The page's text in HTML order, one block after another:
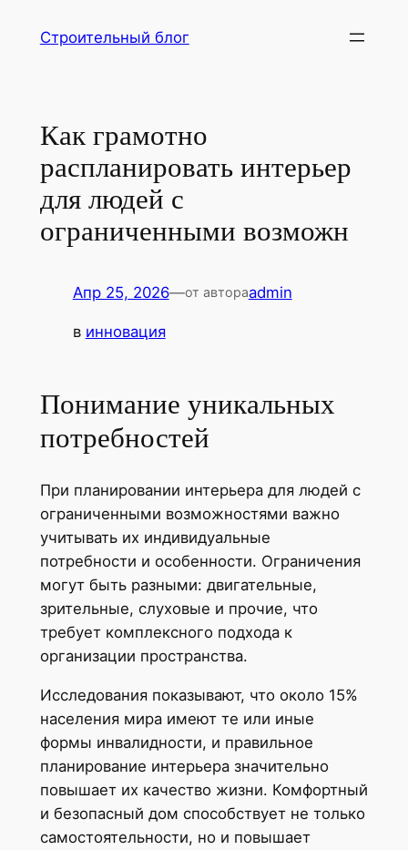
Строительный блог
Как грамотно
распланировать интерьер
для людей с
ограниченными возможн
Апр 25, 2026—от автораadmin
в инновация
Понимание уникальных
потребностей
При планировании интерьера для людей с
ограниченными возможностями важно
учитывать их индивидуальные
потребности и особенности. Ограничения
могут быть разными: двигательные,
зрительные, слуховые и прочие, что
требует комплексного подхода к
организации пространства.
Исследования показывают, что около 15%
населения мира имеют те или иные
формы инвалидности, и правильное
планирование интерьера значительно
повышает их качество жизни. Комфортный
и безопасный дом способствует не только
самостоятельности, но и повышает